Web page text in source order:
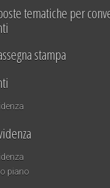
tematiche per
stampa
piano